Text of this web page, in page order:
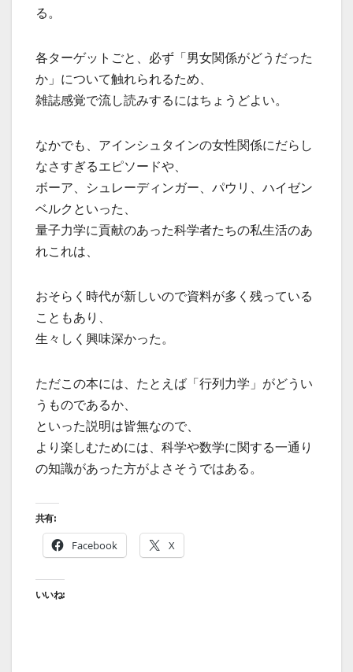
る。
各ターゲットごと、必ず「男女関係がどうだった
か」について触れられるため、
雑誌感覚で流し読みするにはちょうどよい。
なかでも、アインシュタインの女性関係にだらし
なさすぎるエピソードや、
ボーア、シュレーディンガー、パウリ、ハイゼン
ベルクといった、
量子力学に貢献のあった科学者たちの私生活のあ
れこれは、
おそらく時代が新しいので資料が多く残っている
こともあり、
生々しく興味深かった。
ただこの本には、たとえば「行列力学」がどうい
うものであるか、
といった説明は皆無なので、
より楽しむためには、科学や数学に関する一通り
の知識があった方がよさそうではある。
共有:
Facebook X
いいね: